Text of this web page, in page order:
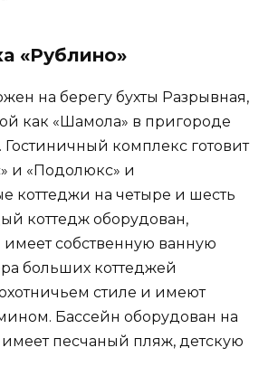
«Рублино»
на берегу бухты Разрывная,
как «Шамола» в пригороде
Гостиничный комплекс готовит
и «Подолюкс» и
коттеджи на четыре и шесть
коттедж оборудован,
собственную ванную
больших коттеджей
стиле и имеют
Бассейн оборудован на
песчаный пляж, детскую